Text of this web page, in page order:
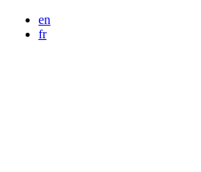
en
fr